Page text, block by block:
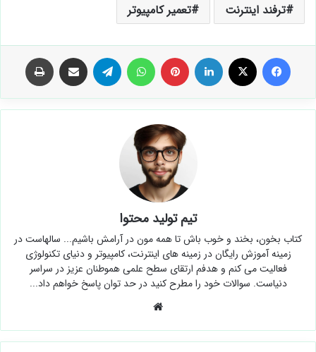
ترفند اینترنت تعمیر کامپیوتر
فیس بوک لینکدین ‫پین‌ترست تلگرام اشتراک گذاری از طریق ایمیل
تیم تولید محتوا
کتاب بخون، بخند و خوب باش تا همه مون در آرامش باشیم... سالهاست در
زمینه آموزش رایگان در زمینه های اینترنت، کامپیوتر و دنیای تکنولوژی
فعالیت می کنم و هدفم ارتقای سطح علمی هموطنان عزیز در سراسر
دنیاست. سوالات خود را مطرح کنید در حد توان پاسخ خواهم داد...